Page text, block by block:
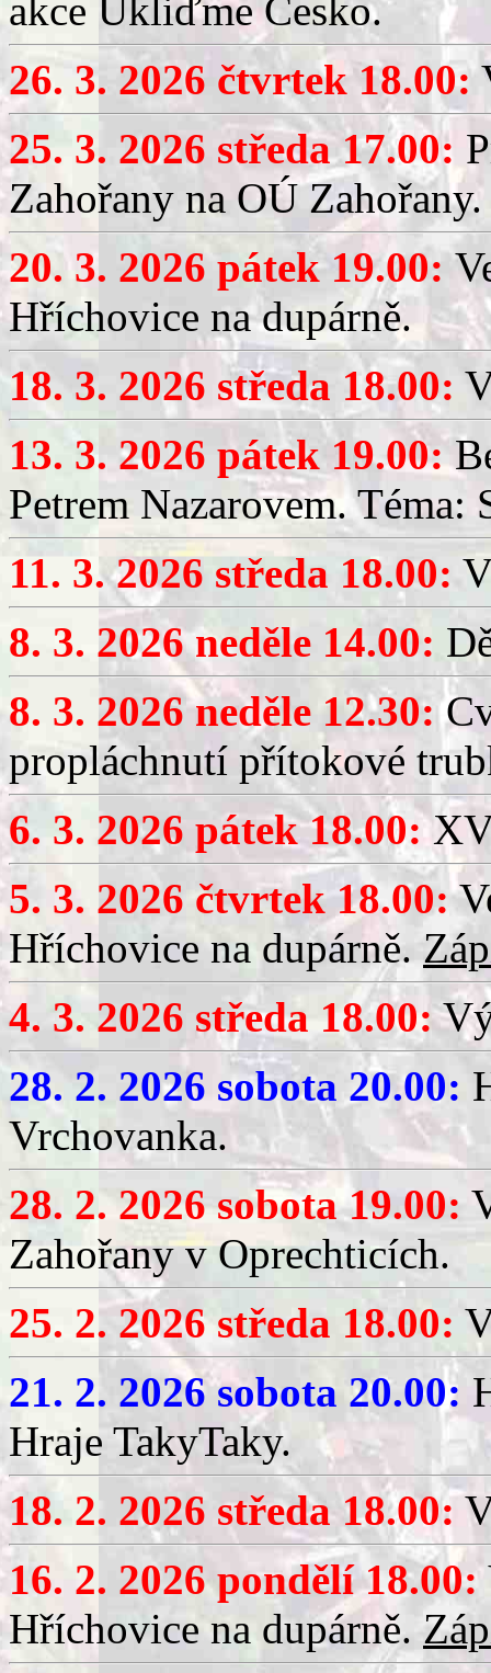
akce Ukliďme Česko.
26. 3. 2026 čtvrtek 18.00:
25. 3. 2026 středa 17.00:
Zahořany na OÚ Zahořany.
20. 3. 2026 pátek 19.00:
Hříchovice na dupárně.
18. 3. 2026 středa 18.00:
13. 3. 2026 pátek 19.00:
Petrem Nazarovem. Téma:
11. 3. 2026 středa 18.00:
8. 3. 2026 neděle 14.00:
8. 3. 2026 neděle 12.30:
propláchnutí přítokové
6. 3. 2026 pátek 18.00:
5. 3. 2026 čtvrtek 18.00:
Hříchovice na dupárně.
4. 3. 2026 středa 18.00:
28. 2. 2026 sobota 20.00:
Vrchovanka.
28. 2. 2026 sobota 19.00:
Zahořany v Oprechticích.
25. 2. 2026 středa 18.00:
21. 2. 2026 sobota 20.00:
Hraje TakyTaky.
18. 2. 2026 středa 18.00:
16. 2. 2026 pondělí 18.00:
Hříchovice na dupárně.